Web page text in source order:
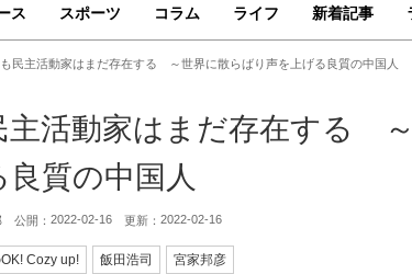
ス スポーツ コラム ライフ 新着記事
民主活動家はまだ存在する ～世界に散らばり声を上げる良質の中国人
主活動家はまだ存在する
質の中国人
公開： 2022-02-16 更新： 2022-02-16
Cozy up! 飯田浩司 宮家邦彦